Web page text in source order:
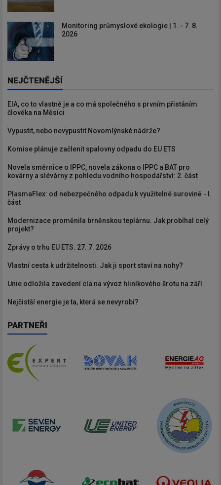
Monitoring průmyslové ekologie | 1. - 7. 8.
2026
NEJČTENĚJŠÍ
EIA, co to vlastně je a co má společného s prvním přistáním
člověka na Měsíci
Vypustit, nebo nevypustit Novomlýnské nádrže?
Komise plánuje začlenit spalovny odpadu do EU ETS
Novela směrnice o IPPC, novela zákona o IPPC a BAT pro
kovárny a slévárny z pohledu vodního hospodářství: 2. část
PlasmaFlex: od nebezpečného odpadu k využitelné surovině - I.
část
Modernizace proměnila brněnskou teplárnu. Jak probíhal celý
projekt?
Zprávy o trhu EU ETS: 27. 7. 2026
Vlastní cesta k udržitelnosti. Jak ji sport staví na nohy?
Unie odložila zavedení cla na vývoz hliníkového šrotu na září
Nejčistší energie je ta, která se nevyrobí?
PARTNEŘI